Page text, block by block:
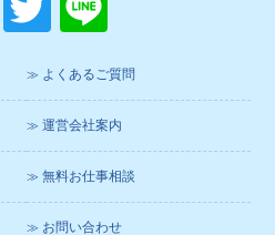
a
e
b
o
wi
tt
er
e
よくあるご質問
運営会社案内
無料お仕事相談
お問い合わせ